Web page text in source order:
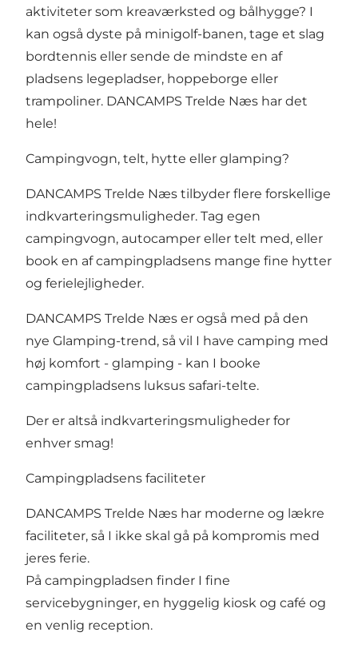
aktiviteter som kreaværksted og bålhygge? I
kan også dyste på minigolf-banen, tage et slag
bordtennis eller sende de mindste en af
pladsens legepladser, hoppeborge eller
trampoliner. DANCAMPS Trelde Næs har det
hele!
Campingvogn, telt, hytte eller glamping?
DANCAMPS Trelde Næs tilbyder flere forskellige
indkvarteringsmuligheder. Tag egen
campingvogn, autocamper eller telt med, eller
book en af campingpladsens mange fine hytter
og ferielejligheder.
DANCAMPS Trelde Næs er også med på den
nye Glamping-trend, så vil I have camping med
høj komfort - glamping - kan I booke
campingpladsens luksus safari-telte.
Der er altså indkvarteringsmuligheder for
enhver smag!
Campingpladsens faciliteter
DANCAMPS Trelde Næs har moderne og lækre
faciliteter, så I ikke skal gå på kompromis med
jeres ferie.
På campingpladsen finder I fine
servicebygninger, en hyggelig kiosk og café og
en venlig reception.